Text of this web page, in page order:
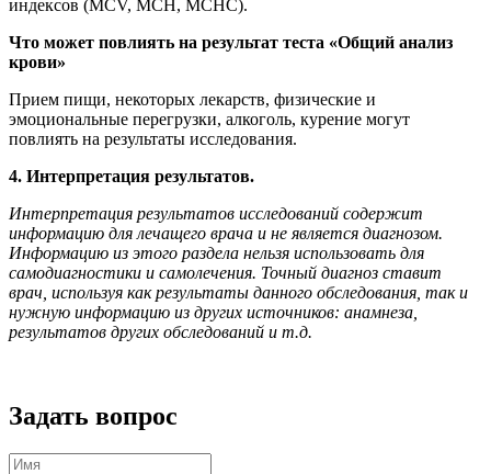
индексов (MCV, MCH, MCHC).
Что может повлиять на результат теста «Общий анализ
крови»
Прием пищи, некоторых лекарств, физические и
эмоциональные перегрузки, алкоголь, курение могут
повлиять на результаты исследования.
4. Интерпретация результатов.
Интерпретация результатов исследований содержит
информацию для лечащего врача и не является диагнозом.
Информацию из этого раздела нельзя использовать для
самодиагностики и самолечения. Точный диагноз ставит
врач, используя как результаты данного обследования, так и
нужную информацию из других источников: анамнеза,
результатов других обследований и т.д.
Задать вопрос